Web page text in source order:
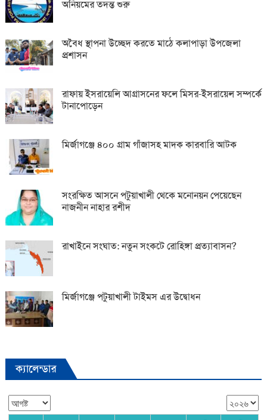
অনিয়মের তদন্ত শুরু
অবৈধ স্থাপনা উচ্ছেদ করতে মাঠে কলাপাড়া উপজেলা
প্রশাসন
রাফায় ইসরায়েলি আগ্রাসনের ফলে মিসর-ইসরায়েল সম্পর্কে
টানাপোড়েন
মির্জাগঞ্জে ৪০০ গ্রাম গাঁজাসহ মাদক কারবারি আটক
সংরক্ষিত আসনে পটুয়াখালী থেকে মনোনয়ন পেয়েছেন
নাজনীন নাহার রশীদ
রাখাইনে সংঘাত: নতুন সংকটে রোহিঙ্গা প্রত্যাবাসন?
মির্জাগঞ্জে পটুয়াখালী টাইমস এর উদ্বোধন
ক্যালেন্ডার